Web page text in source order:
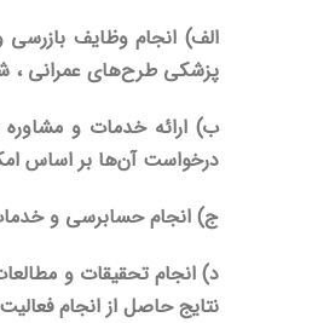
الف) انجام وظایف
پزشکی طرح‌های عمرانی ،
ب) ارائه خدمات و
درخواست آن‌ها بر اساس
ج) انجام حسابرسی و
د) انجام تحقیقات و
نتایج حاصل از انجام